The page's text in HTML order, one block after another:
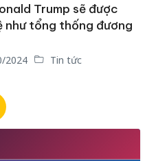
Trump sẽ được
như tổng thống đương
2024 Tin tức